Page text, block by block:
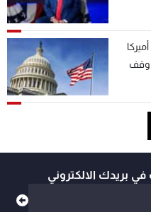
وقف
في بريدك الالكتروني